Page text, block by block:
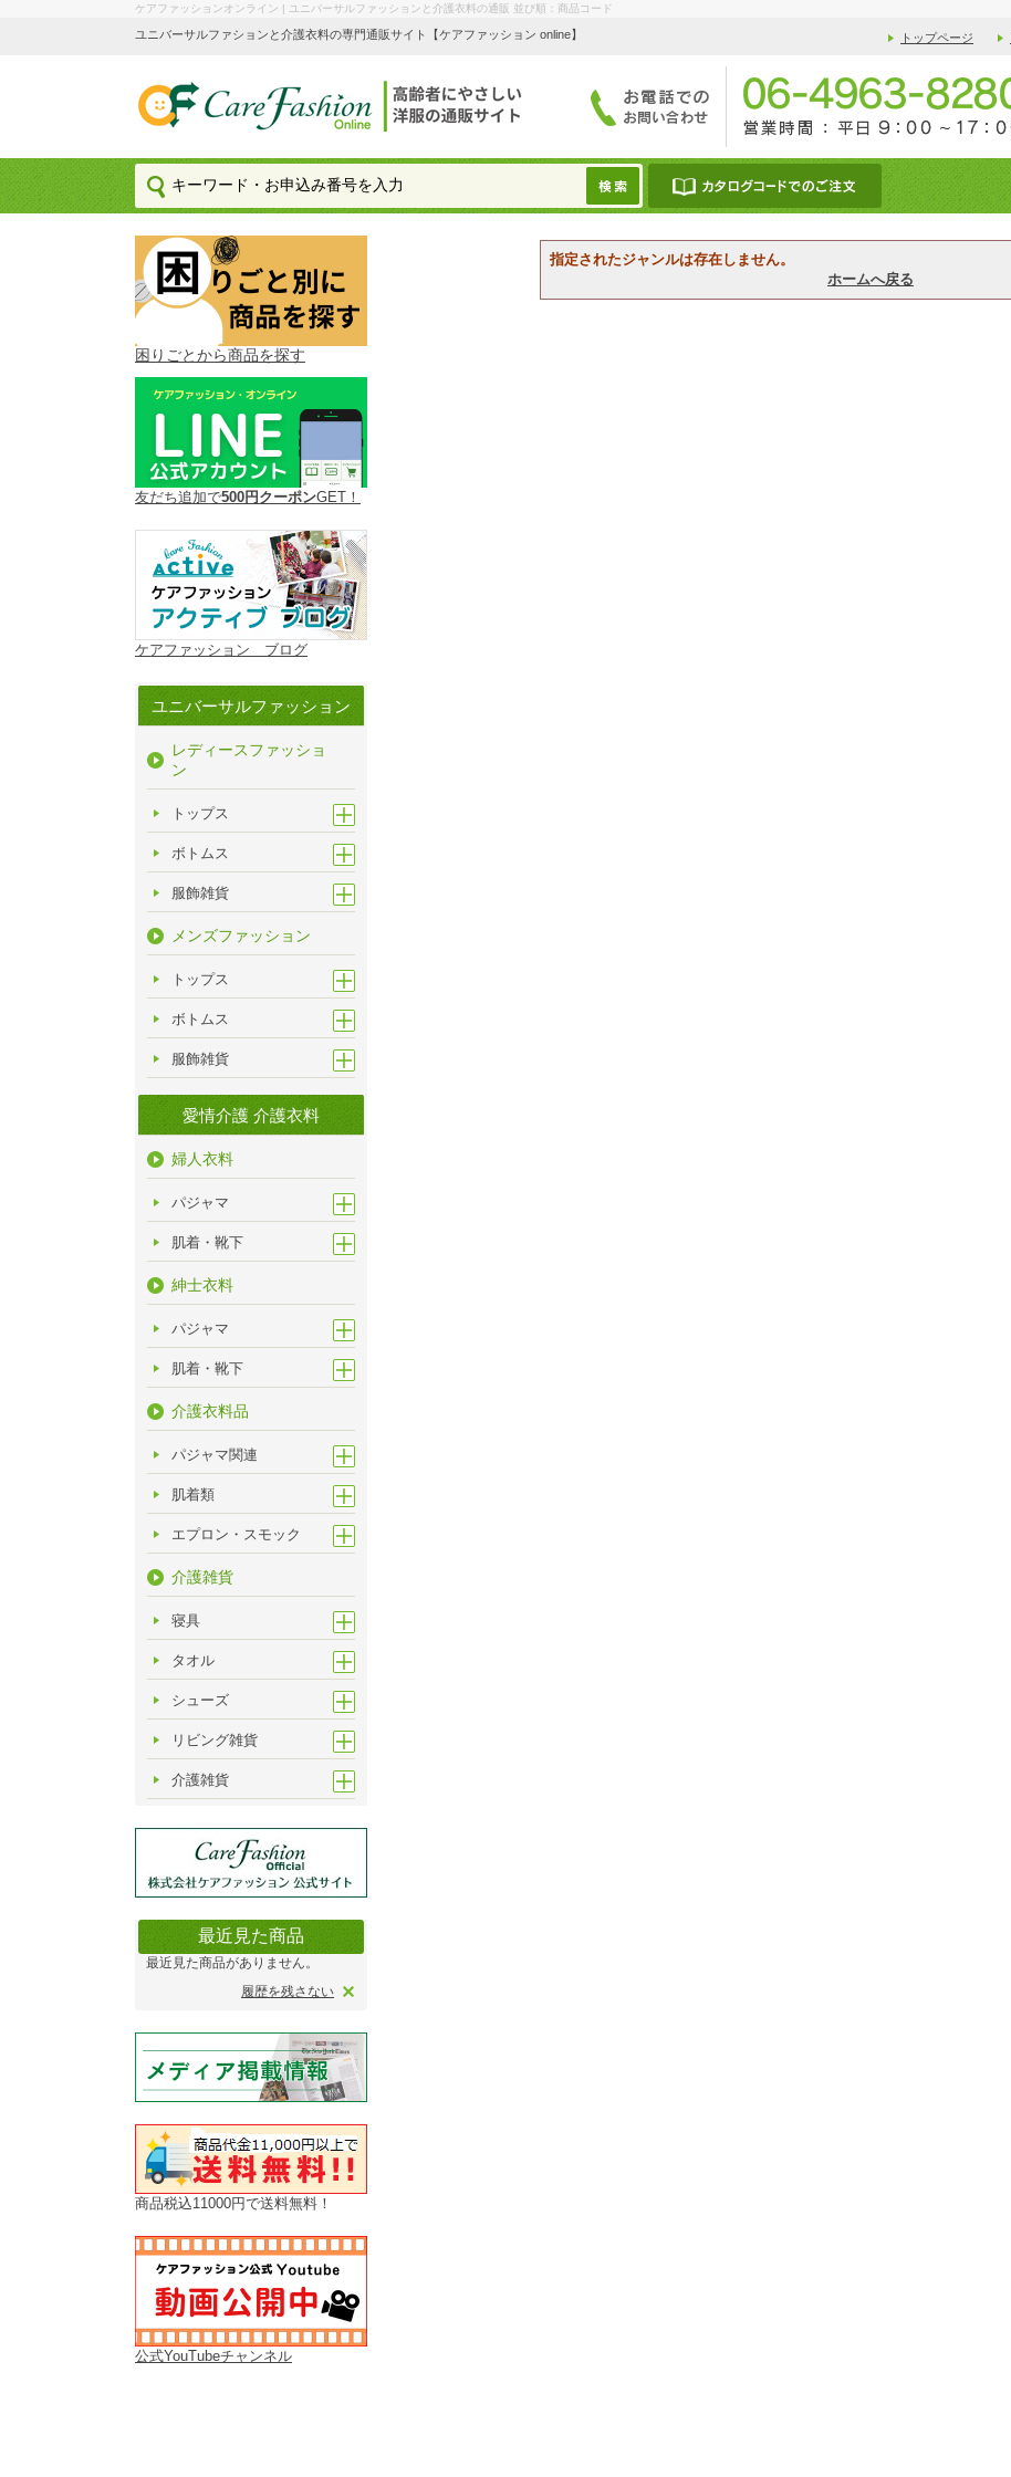
ケアファッションオンライン | ユニバーサルファッションと介護衣料の通販 並び順：商品コード
ユニバーサルファションと介護衣料の専門通販サイト【ケアファッション online】 トップページ
困りごとから商品を探す
友だち追加で500円クーポンGET！
ケアファッション ブログ
ユニバーサルファッション
レディースファッショ
ン
トップス
ボトムス
服飾雑貨
メンズファッション
トップス
ボトムス
服飾雑貨
愛情介護 介護衣料
婦人衣料
パジャマ
肌着・靴下
紳士衣料
パジャマ
肌着・靴下
介護衣料品
パジャマ関連
肌着類
エプロン・スモック
介護雑貨
寝具
タオル
シューズ
リビング雑貨
介護雑貨
最近見た商品
最近見た商品がありません。
履歴を残さない
商品税込11000円で送料無料！
公式YouTubeチャンネル
指定されたジャンルは存在しません。
ホームへ戻る